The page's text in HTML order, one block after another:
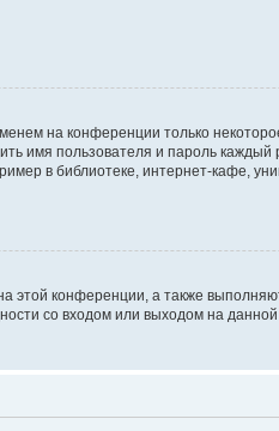
на конференции только
имя пользователя и пароль
в библиотеке, интернет-кафе,
конференции, а также
со входом или выходом на